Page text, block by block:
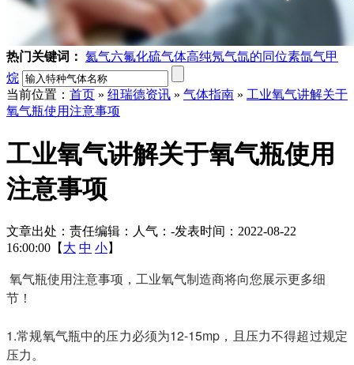
热门关键词： 氦气六氟化硫气体高纯氖气氙的同位素氙气甲
烷
当前位置： 首页 » 纽瑞德资讯 » 气体指南 » 工业氧气讲解关于
氧气瓶使用注意事项
工业氧气讲解关于氧气瓶使用
注意事项
文章出处： 责任编辑： 人气： -发表时间：2022-08-22
16:00:00【 大 中 小】
氧气瓶使用注意事项，工业氧气制造商将向您展示更多细
节！
1.常规氧气瓶中的压力必须为12-15mp，且压力不得超过规定
压力。